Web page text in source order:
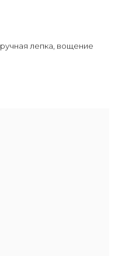
ручная лепка, вощение